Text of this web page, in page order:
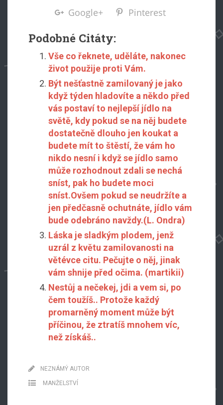
Google+
Pinterest
Podobné Citáty:
Vše co řeknete, uděláte, nakonec
život použije proti Vám.
Být nešťastně zamilovaný je jako
když týden hladovíte a někdo před
vás postaví to nejlepší jídlo na
světě, kdy pokud se na něj budete
dostatečně dlouho jen koukat a
budete mít to štěstí, že vám ho
nikdo nesní i když se jídlo samo
může rozhodnout zdali se nechá
sníst, pak ho budete moci
sníst.Ovšem pokud se neudržíte a
jen předčasně ochutnáte, jídlo vám
bude odebráno navždy.(L. Ondra)
Láska je sladkým plodem, jenž
uzrál z květu zamilovanosti na
větévce citu. Pečujte o něj, jinak
vám shnije před očima. (martikii)
Nestůj a nečekej, jdi a vem si, po
čem toužíš.. Protože každý
promarněný moment může být
příčinou, že ztratíš mnohem víc,
než získáš..
NEZNÁMÝ AUTOR
MANŽELSTVÍ